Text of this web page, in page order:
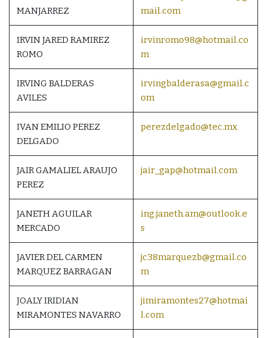
MANJARREZ
mail.com
IRVIN JARED RAMIREZ
ROMO
irvinromo98@hotmail.co
m
IRVING BALDERAS
AVILES
irvingbalderasa@gmail.c
om
IVAN EMILIO PEREZ
DELGADO
perezdelgado@tec.mx
JAIR GAMALIEL ARAUJO
PEREZ
jair_gap@hotmail.com
JANETH AGUILAR
MERCADO
ing.janeth.am@outlook.e
s
JAVIER DEL CARMEN
MARQUEZ BARRAGAN
jc38marquezb@gmail.co
m
JOALY IRIDIAN
MIRAMONTES NAVARRO
jimiramontes27@hotmai
l.com